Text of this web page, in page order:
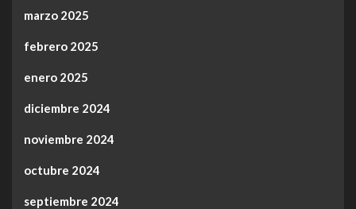
marzo 2025
febrero 2025
enero 2025
diciembre 2024
noviembre 2024
octubre 2024
septiembre 2024